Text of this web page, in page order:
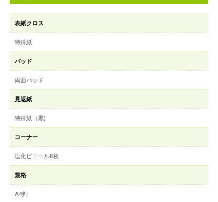
表紙クロス
特殊紙
パッド
両面パッド
見返紙
特殊紙（黒)
コーナー
塩化ビニール8枚
規格
A4判